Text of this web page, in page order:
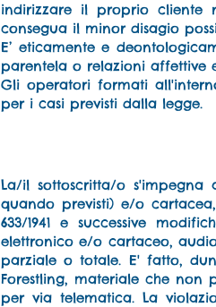
indirizzare il proprio cliente
consegua il minor disagio
E’ eticamente e
parentela o relazioni affettive
Gli operatori formati
per i casi previsti dalla legge.
La/il sottoscritta/o
quando previsti) e/o
633/1941 e successive
elettronico e/o cartaceo,
parziale o totale. E' fatto,
Forestling, materiale che non
per via telematica. La